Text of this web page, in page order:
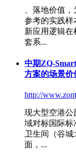
、落地价值
参考的实践样
新应用逻辑
套系...
中期ZQ-
方案的场景价
http://
现大型空港公
域对标国际标
卫生间（谷
面，...